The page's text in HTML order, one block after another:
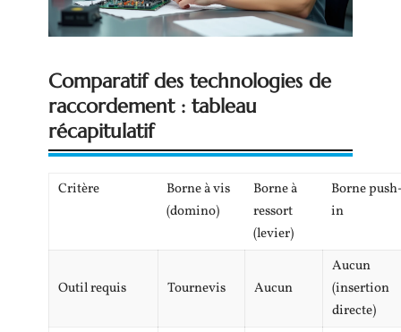
Comparatif des technologies de
raccordement : tableau
récapitulatif
Critère
Borne à vis
(domino)
Borne à
ressort
(levier)
Borne
in
Outil requis Tournevis Aucun
Aucun
(insertion
directe)